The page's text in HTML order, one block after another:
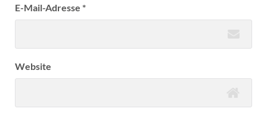
E-Mail-Adresse *
Website